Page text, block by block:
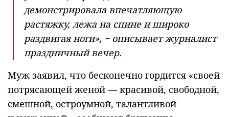
демонстрировала впечатляющую
растяжку, лежа на спине и широко
раздвигая ноги», − описывает журналист
праздничный вечер.
Муж заявил, что бесконечно гордится «своей
потрясающей женой — красивой, свободной,
смешной, остроумной, талантливой